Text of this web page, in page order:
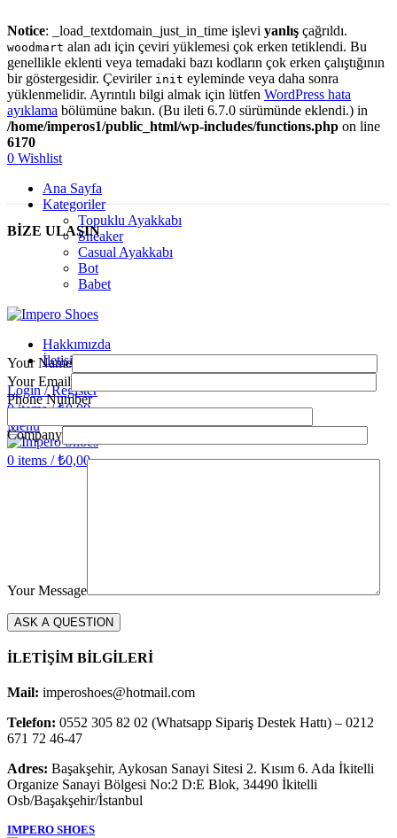
Notice: _load_textdomain_just_in_time işlevi yanlış çağrıldı.
woodmart alan adı için çeviri yüklemesi çok erken tetiklendi. Bu
genellikle eklenti veya temadaki bazı kodların çok erken çalıştığının
bir göstergesidir. Çeviriler init eyleminde veya daha sonra
yüklenmelidir. Ayrıntılı bilgi almak için lütfen WordPress hata
ayıklama bölümüne bakın. (Bu ileti 6.7.0 sürümünde eklendi.) in
/home/imperos1/public_html/wp-includes/functions.php on line
6170
0 Wishlist
Ana Sayfa
Kategoriler
Topuklu Ayakkabı
Sneaker
Casual Ayakkabı
Bot
Babet
Hakkımızda
İletişim
Login / Register
0items / ₺0,00
Menu
0 items / ₺0,00
BİZE ULAŞIN
Your Name
Your Email
Phone Number
Company
Your Message
İLETİŞİM BİLGİLERİ
Mail: imperoshoes@hotmail.com
Telefon: 0552 305 82 02 (Whatsapp Sipariş Destek Hattı) – 0212
671 72 46-47
Adres: Başakşehir, Aykosan Sanayi Sitesi 2. Kısım 6. Ada İkitelli
Organize Sanayi Bölgesi No:2 D:E Blok, 34490 İkitelli
Osb/Başakşehir/İstanbul
IMPERO SHOES